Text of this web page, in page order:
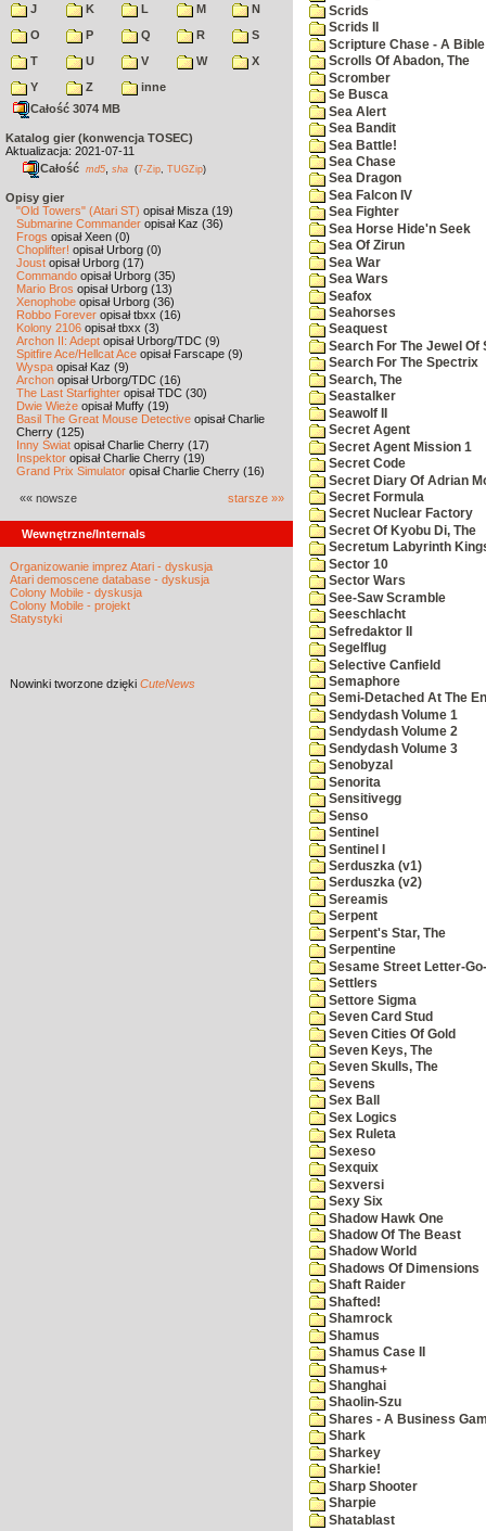
J
K L M
N
O
P Q R
S
T
U V W
X
Y
Z
inne
Całość 3074 MB
Katalog gier (konwencja TOSEC)
Aktualizacja: 2021-07-11
Całość md5 sha (7-Zip TUGZip)
Opisy gier
"Old Towers" (Atari ST) opisał Misza (19)
Submarine Commander opisał Kaz (36)
Frogs opisał Xeen (0)
Choplifter! opisał Urborg (0)
Joust opisał Urborg (17)
Commando opisał Urborg (35)
Mario Bros opisał Urborg (13)
Xenophobe opisał Urborg (36)
Robbo Forever opisał tbxx (16)
Kolony 2106 opisał tbxx (3)
Archon II: Adept opisał Urborg/TDC (9)
Spitfire Ace/Hellcat Ace opisał Farscape (9)
Wyspa opisał Kaz (9)
Archon opisał Urborg/TDC (16)
The Last Starfighter opisał TDC (30)
Dwie Wieże opisał Muffy (19)
Basil The Great Mouse Detective opisał Charlie
Cherry (125)
Inny Świat opisał Charlie Cherry (17)
Inspektor opisał Charlie Cherry (19)
Grand Prix Simulator opisał Charlie Cherry (16)
«« nowsze starsze »»
Wewnętrzne/Internals
Organizowanie imprez Atari - dyskusja
Atari demoscene database - dyskusja
Colony Mobile - dyskusja
Colony Mobile - projekt
Statystyki
Nowinki tworzone dzięki CuteNews
Scrids
Scrids II
Scripture Chase - A Bible
Scrolls Of Abadon, The
Scromber
Se Busca
Sea Alert
Sea Bandit
Sea Battle!
Sea Chase
Sea Dragon
Sea Falcon IV
Sea Fighter
Sea Horse Hide'n Seek
Sea Of Zirun
Sea War
Sea Wars
Seafox
Seahorses
Seaquest
Search For The Jewel Of
Search For The Spectrix
Search, The
Seastalker
Seawolf II
Secret Agent
Secret Agent Mission 1
Secret Code
Secret Diary Of Adrian
Secret Formula
Secret Nuclear Factory
Secret Of Kyobu Di, The
Secretum Labyrinth
Sector 10
Sector Wars
See-Saw Scramble
Seeschlacht
Sefredaktor II
Segelflug
Selective Canfield
Semaphore
Semi-Detached At The
Sendydash Volume 1
Sendydash Volume 2
Sendydash Volume 3
Senobyzal
Senorita
Sensitivegg
Senso
Sentinel
Sentinel I
Serduszka (v1)
Serduszka (v2)
Sereamis
Serpent
Serpent's Star, The
Serpentine
Sesame Street Letter-
Settlers
Settore Sigma
Seven Card Stud
Seven Cities Of Gold
Seven Keys, The
Seven Skulls, The
Sevens
Sex Ball
Sex Logics
Sex Ruleta
Sexeso
Sexquix
Sexversi
Sexy Six
Shadow Hawk One
Shadow Of The Beast
Shadow World
Shadows Of Dimensions
Shaft Raider
Shafted!
Shamrock
Shamus
Shamus Case II
Shamus+
Shanghai
Shaolin-Szu
Shares - A Business
Shark
Sharkey
Sharkie!
Sharp Shooter
Sharpie
Shatablast